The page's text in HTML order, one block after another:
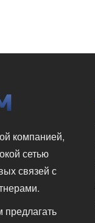
компанией,
сетью
связей с
предлагать